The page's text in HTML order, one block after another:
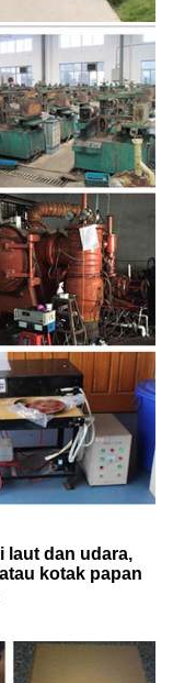
laut dan udara,
kotak papan